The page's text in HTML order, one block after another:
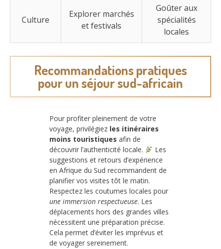
Culture
Explorer marchés
et festivals
Goûter aux
spécialités
locales
Recommandations pratiques
pour un séjour sud-africain
Pour profiter pleinement de votre
voyage, privilégiez les itinéraires
moins touristiques afin de
découvrir l’authenticité locale.
Les
suggestions et retours d’expérience
en Afrique du Sud recommandent de
planifier vos visites tôt le matin.
Respectez les coutumes locales pour
une immersion respectueuse. Les
déplacements hors des grandes villes
nécessitent une préparation précise.
Cela permet d’éviter les imprévus et
de voyager sereinement.